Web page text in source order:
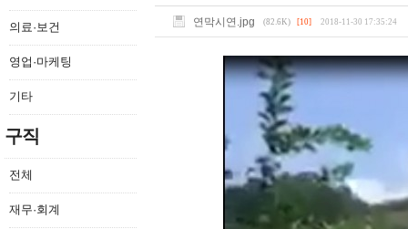
의료·보건
영업·마케팅
기타
구직
전체
재무·회계
연막시연.jpg (82.6K) [10] 2018-11-30 17:35:24